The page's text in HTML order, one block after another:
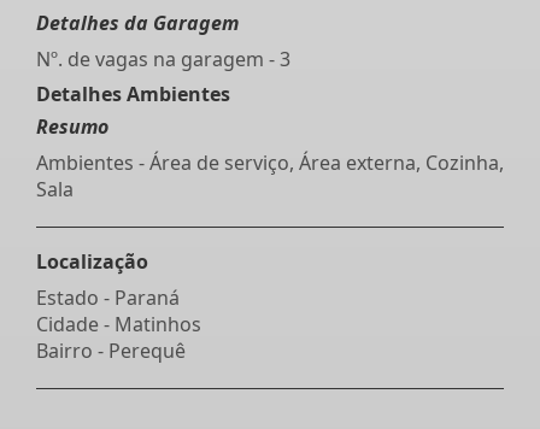
Detalhes da Garagem
Nº. de vagas na garagem - 3
Detalhes Ambientes
Resumo
Ambientes - Área de serviço, Área externa, Cozinha,
Sala
Localização
Estado - Paraná
Cidade - Matinhos
Bairro - Perequê